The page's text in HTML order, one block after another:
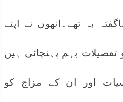
بہ تھے۔انھوں نے اپنے
بہم پہنچائی ہیں
اور ان کے مزاج کو